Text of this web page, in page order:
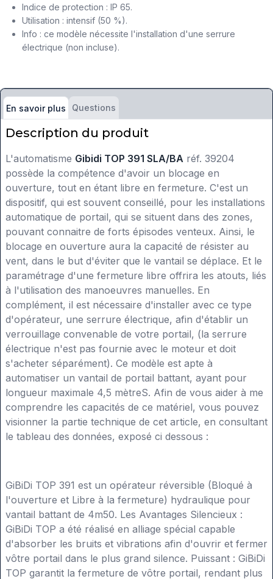
Indice de protection : IP 65.
Utilisation : intensif (50 %).
Info : ce modèle nécessite l'installation d'une serrure
électrique (non incluse).
En savoir plus Questions
Description du produit
L'automatisme Gibidi TOP 391 SLA/BA réf. 39204
possède la compétence d'avoir un blocage en
ouverture, tout en étant libre en fermeture. C'est un
dispositif, qui est souvent conseillé, pour les installations
automatique de portail, qui se situent dans des zones,
pouvant connaitre de forts épisodes venteux. Ainsi, le
blocage en ouverture aura la capacité de résister au
vent, dans le but d'éviter que le vantail se déplace. Et le
paramétrage d'une fermeture libre offrira les atouts, liés
à l'utilisation des manoeuvres manuelles. En
complément, il est nécessaire d'installer avec ce type
d'opérateur, une serrure électrique, afin d'établir un
verrouillage convenable de votre portail, (la serrure
électrique n'est pas fournie avec le moteur et doit
s'acheter séparément). Ce modèle est apte à
automatiser un vantail de portail battant, ayant pour
longueur maximale 4,5 mètreS. Afin de vous aider à me
comprendre les capacités de ce matériel, vous pouvez
visionner la partie technique de cet article, en consultant
le tableau des données, exposé ci dessous :
GiBiDi TOP 391 est un opérateur réversible (Bloqué à
l'ouverture et Libre à la fermeture) hydraulique pour
vantail battant de 4m50. Les Avantages Silencieux :
GiBiDi TOP a été réalisé en alliage spécial capable
d'absorber les bruits et vibrations afin d'ouvrir et fermer
vôtre portail dans le plus grand silence. Puissant : GiBiDi
TOP garantit la fermeture de vôtre portail, rendant plus